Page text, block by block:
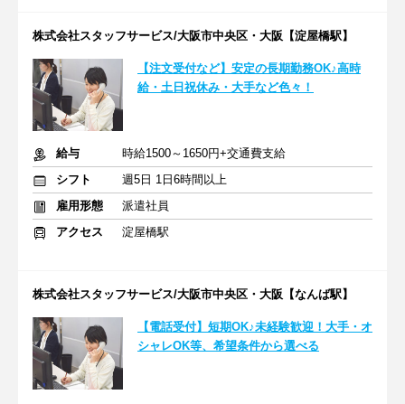
株式会社スタッフサービス/大阪市中央区・大阪【淀屋橋駅】
【注文受付など】安定の長期勤務OK♪高時
給・土日祝休み・大手など色々！
給与
時給1500～1650円+交通費支給
シフト
週5日 1日6時間以上
雇用形態
派遣社員
アクセス
淀屋橋駅
株式会社スタッフサービス/大阪市中央区・大阪【なんば駅】
【電話受付】短期OK♪未経験歓迎！大手・オ
シャレOK等、希望条件から選べる